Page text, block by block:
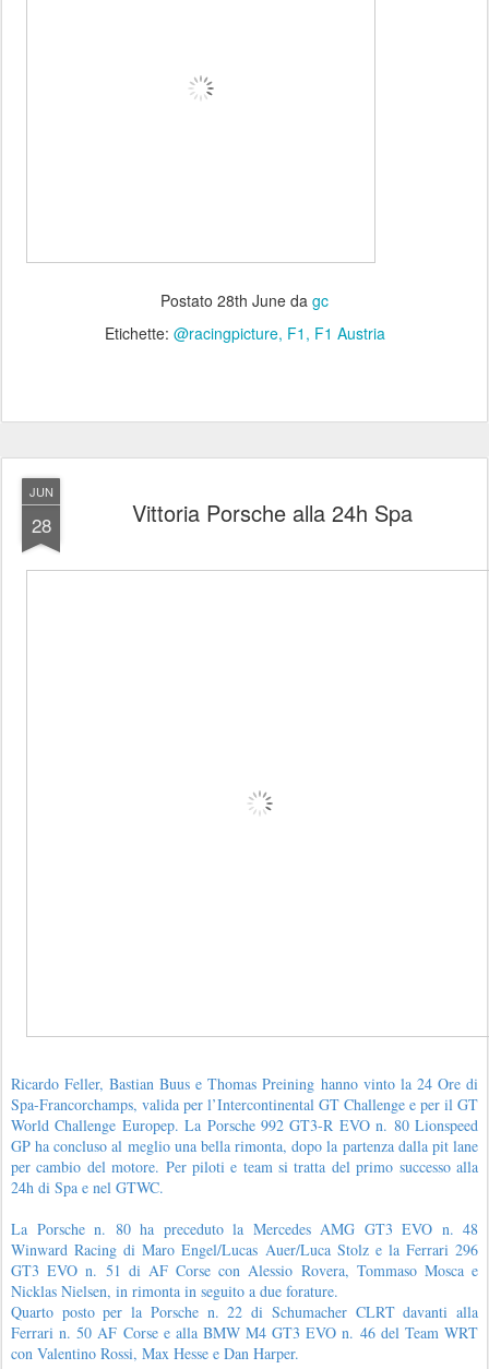
Postato 28th June da gc
Etichette: @racingpicture F1 F1 Austria
JUN
28 Vittoria Porsche alla 24h Spa
Ricardo Feller, Bastian Buus e Thomas Preining hanno vinto la 24 Ore di
Spa-Francorchamps, valida per l’Intercontinental GT Challenge e per il GT
World Challenge Europep. La Porsche 992 GT3-R EVO n. 80 Lionspeed
GP ha concluso al meglio una bella rimonta, dopo la partenza dalla pit lane
per cambio del motore. Per piloti e team si tratta del primo successo alla
24h di Spa e nel GTWC.
La Porsche n. 80 ha preceduto la Mercedes AMG GT3 EVO n. 48
Winward Racing di Maro Engel/Lucas Auer/Luca Stolz e la Ferrari 296
GT3 EVO n. 51 di AF Corse con Alessio Rovera, Tommaso Mosca e
Nicklas Nielsen, in rimonta in seguito a due forature.
Quarto posto per la Porsche n. 22 di Schumacher CLRT davanti alla
Ferrari n. 50 AF Corse e alla BMW M4 GT3 EVO n. 46 del Team WRT
con Valentino Rossi, Max Hesse e Dan Harper.